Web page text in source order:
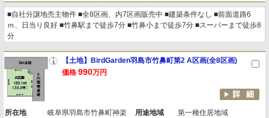
■自社分譲地売主物件 ■全8区画、内7区画販売中 ■建築条件なし ■前面道路6
ｍ、日当り良好 ■竹鼻駅まで徒歩7分 ■竹鼻小まで徒歩7分 ■スーパーまで徒歩8
分
【土地】BirdGarden羽島市竹鼻町第2 A区画(全8区画)
価格 990万円
所在地 岐阜県羽島市竹鼻町神楽 用途地域 第一種住居地域